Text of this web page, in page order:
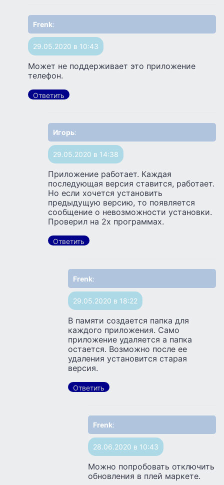
Frenk:
29.05.2020 в 10:43
Может не поддерживает это приложение
телефон.
Ответить
Игорь:
29.05.2020 в 14:38
Приложение работает. Каждая
последующая версия ставится, работает.
Но если хочется установить
предыдущую версию, то появляется
сообщение о невозможности установки.
Проверил на 2х программах.
Ответить
Frenk:
29.05.2020 в 18:22
В памяти создается папка для
каждого приложения. Само
приложение удаляется а папка
остается. Возможно после ее
удаления установится старая
версия.
Ответить
Frenk:
28.06.2020 в 10:43
Можно попробовать отключить
обновления в плей маркете.